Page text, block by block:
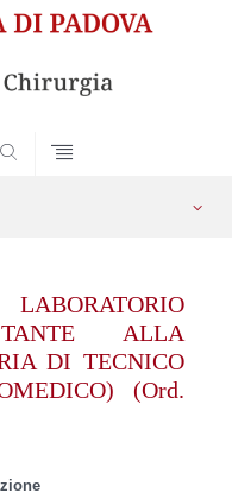
ALLA
DI TECNICO
(Ord.